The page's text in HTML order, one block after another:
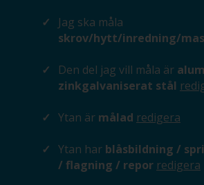
Jag ska måla
skrov/hytt/inredning/
Den del jag vill måla är
zinkgalvaniserat stål
Ytan är målad redigera
Ytan har blåsbildning /
/ flagning / repor redigera